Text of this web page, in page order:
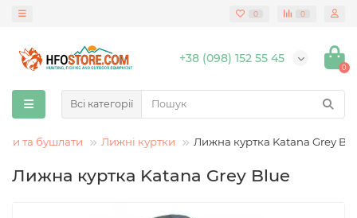
0 0
+38 (098) 152 55 45
0
Всі категорії
та бушлати Лижні куртки Лижна куртка Katana Grey
Лижна куртка Katana Grey Blue